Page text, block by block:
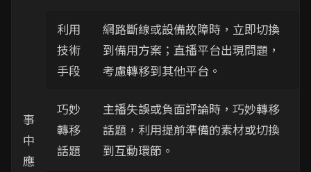
事
中
應
利用
技術
手段
網路斷線或設備故障時，立即切換
到備用方案；直播平台出現問題，
考慮轉移到其他平台。
巧妙
轉移
話題
主播失誤或負面評論時，巧妙轉移
話題，利用提前準備的素材或切換
到互動環節。